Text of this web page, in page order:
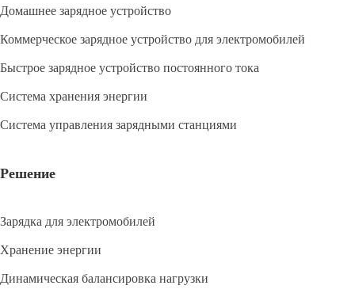
Домашнее зарядное устройство
Коммерческое зарядное устройство для электромобилей
Быстрое зарядное устройство постоянного тока
Система хранения энергии
Система управления зарядными станциями
Решение
Зарядка для электромобилей
Хранение энергии
Динамическая балансировка нагрузки